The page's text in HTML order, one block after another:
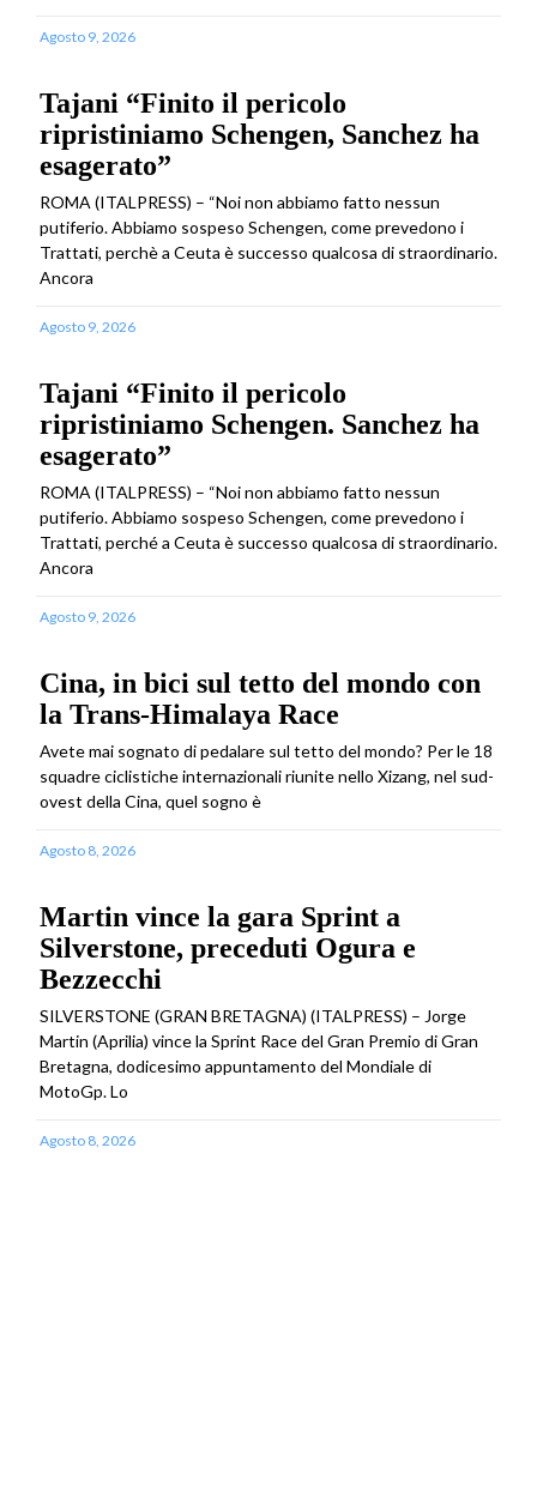
Agosto 9, 2026
Tajani “Finito il pericolo
ripristiniamo Schengen, Sanchez ha
esagerato”
ROMA (ITALPRESS) – “Noi non abbiamo fatto nessun
putiferio. Abbiamo sospeso Schengen, come prevedono i
Trattati, perchè a Ceuta è successo qualcosa di straordinario.
Ancora
Agosto 9, 2026
Tajani “Finito il pericolo
ripristiniamo Schengen. Sanchez ha
esagerato”
ROMA (ITALPRESS) – “Noi non abbiamo fatto nessun
putiferio. Abbiamo sospeso Schengen, come prevedono i
Trattati, perché a Ceuta è successo qualcosa di straordinario.
Ancora
Agosto 9, 2026
Cina, in bici sul tetto del mondo con
la Trans-Himalaya Race
Avete mai sognato di pedalare sul tetto del mondo? Per le 18
squadre ciclistiche internazionali riunite nello Xizang, nel sud-
ovest della Cina, quel sogno è
Agosto 8, 2026
Martin vince la gara Sprint a
Silverstone, preceduti Ogura e
Bezzecchi
SILVERSTONE (GRAN BRETAGNA) (ITALPRESS) – Jorge
Martin (Aprilia) vince la Sprint Race del Gran Premio di Gran
Bretagna, dodicesimo appuntamento del Mondiale di
MotoGp. Lo
Agosto 8, 2026